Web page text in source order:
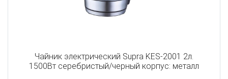
Чайник электрический Supra KES-2001 2л.
1500Вт серебристый/черный корпус: металл